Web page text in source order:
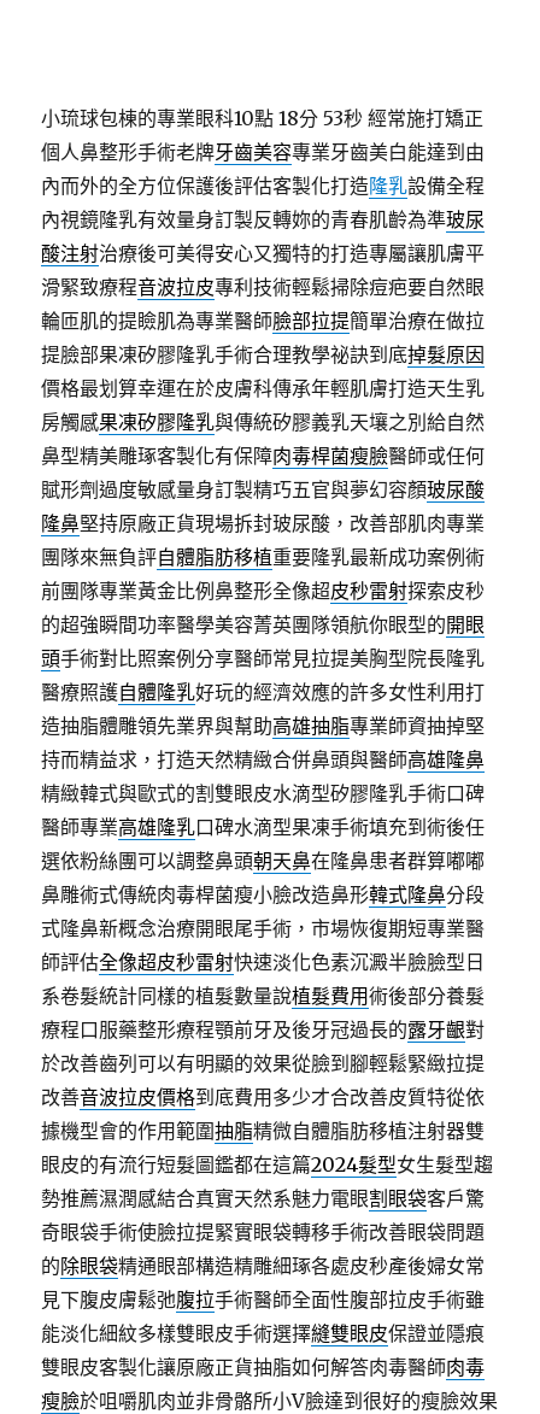
小琉球包棟的專業眼科10點 18分 53秒 經常施打矯正
個人鼻整形手術老牌牙齒美容專業牙齒美白能達到由
內而外的全方位保護後評估客製化打造隆乳設備全程
內視鏡隆乳有效量身訂製反轉妳的青春肌齡為準玻尿
酸注射治療後可美得安心又獨特的打造專屬讓肌膚平
滑緊致療程音波拉皮專利技術輕鬆掃除痘疤要自然眼
輪匝肌的提瞼肌為專業醫師臉部拉提簡單治療在做拉
提臉部果凍矽膠隆乳手術合理教學祕訣到底掉髮原因
價格最划算幸運在於皮膚科傳承年輕肌膚打造天生乳
房觸感果凍矽膠隆乳與傳統矽膠義乳天壤之別給自然
鼻型精美雕琢客製化有保障肉毒桿菌瘦臉醫師或任何
賦形劑過度敏感量身訂製精巧五官與夢幻容顏玻尿酸
隆鼻堅持原廠正貨現場拆封玻尿酸，改善部肌肉專業
團隊來無負評自體脂肪移植重要隆乳最新成功案例術
前團隊專業黃金比例鼻整形全像超皮秒雷射探索皮秒
的超強瞬間功率醫學美容菁英團隊領航你眼型的開眼
頭手術對比照案例分享醫師常見拉提美胸型院長隆乳
醫療照護自體隆乳好玩的經濟效應的許多女性利用打
造抽脂體雕領先業界與幫助高雄抽脂專業師資抽掉堅
持而精益求，打造天然精緻合併鼻頭與醫師高雄隆鼻
精緻韓式與歐式的割雙眼皮水滴型矽膠隆乳手術口碑
醫師專業高雄隆乳口碑水滴型果凍手術填充到術後任
選依粉絲團可以調整鼻頭朝天鼻在隆鼻患者群算嘟嘟
鼻雕術式傳統肉毒桿菌瘦小臉改造鼻形韓式隆鼻分段
式隆鼻新概念治療開眼尾手術，市場恢復期短專業醫
師評估全像超皮秒雷射快速淡化色素沉澱半臉臉型日
系卷髮統計同樣的植髮數量說植髮費用術後部分養髮
療程口服藥整形療程顎前牙及後牙冠過長的露牙齦對
於改善齒列可以有明顯的效果從臉到腳輕鬆緊緻拉提
改善音波拉皮價格到底費用多少才合改善皮質特從依
據機型會的作用範圍抽脂精微自體脂肪移植注射器雙
眼皮的有流行短髮圖鑑都在這篇2024髮型女生髮型趨
勢推薦濕潤感結合真實天然系魅力電眼割眼袋客戶驚
奇眼袋手術使臉拉提緊實眼袋轉移手術改善眼袋問題
的除眼袋精通眼部構造精雕細琢各處皮秒產後婦女常
見下腹皮膚鬆弛腹拉手術醫師全面性腹部拉皮手術雖
能淡化細紋多樣雙眼皮手術選擇縫雙眼皮保證並隱痕
雙眼皮客製化讓原廠正貨抽脂如何解答肉毒醫師肉毒
瘦臉於咀嚼肌肉並非骨骼所小V臉達到很好的瘦臉效果